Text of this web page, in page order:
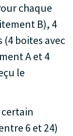
chaque
B), 4
boites avec
A et 4
le
6 et 24)